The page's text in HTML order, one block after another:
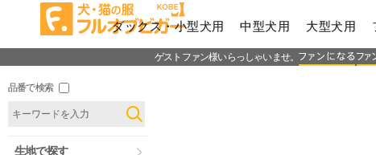
ダックス・小型犬用 中型犬用 大型犬用
ゲストファン様いらっしゃいませ。
品番で検索
生地で探す
〜